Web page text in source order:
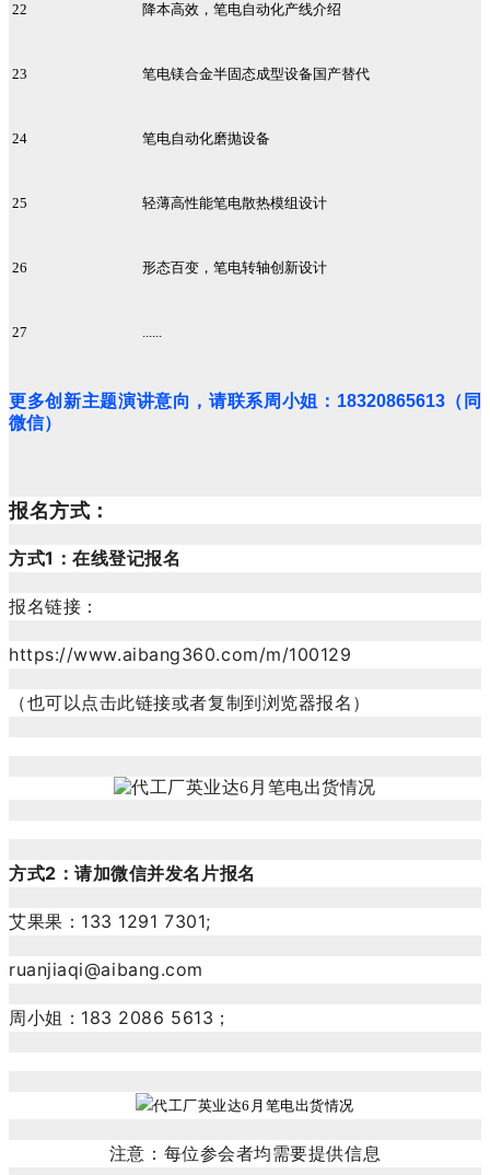
22 降本高效，笔电自动化产线介绍
23 笔电镁合金半固态成型设备国产替代
24 笔电自动化磨抛设备
25 轻薄高性能笔电散热模组设计
26 形态百变，笔电转轴创新设计
27 ......
更多创新主题演讲意向，请联系周小姐：18320865613（同
微信）
报名方式：
方式1：在线登记报名
报名链接：
https://www.aibang360.com/m/100129
（也可以点击此链接或者复制到浏览器报名）
方式2：请加微信并发名片报名
艾果果：133 1291 7301;
ruanjiaqi@aibang.com
周小姐：183 2086 5613；
注意：每位参会者均需要提供信息